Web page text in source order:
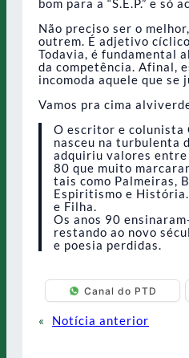
bom para a “S.E.P.” e só
Não preciso ser o
outrem. É adjetivo
Todavia, é fundamental
da competência. Afinal,
incomoda aquele que se
Vamos pra cima
O escritor e colunista
nasceu na turbulenta
adquiriu valores entre
80 que muito
tais como Palmeiras,
Espiritismo e
e Filha.
Os anos 90
restando ao novo
e poesia perdidas.
Canal do PTD
«
Notícia anterior